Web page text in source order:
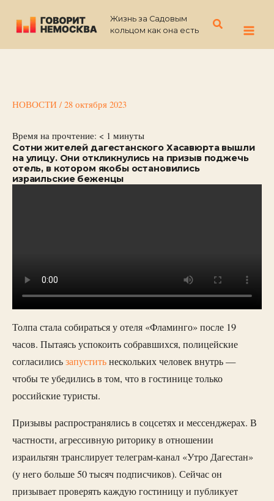
содержимому
Жизнь за Садовым
кольцом как она есть
Поиск
НОВОСТИ / 28 октября 2023
Время на прочтение: < 1 минуты
Сотни жителей дагестанского Хасавюрта вышли
на улицу. Они откликнулись на призыв поджечь
отель, в котором якобы остановились
израильские беженцы
Толпа стала собираться у отеля «Фламинго» после 19
часов. Пытаясь успокоить собравшихся, полицейские
согласилисьзапуститьнескольких человек внутрь —
чтобы те убедились в том, что в гостинице только
российские туристы.
Призывы распространялись в соцсетях и мессенджерах. В
частности, агрессивную риторику в отношении
израильтян транслирует телеграм-канал «Утро Дагестан»
(у него больше 50 тысяч подписчиков). Сейчас он
призывает проверять каждую гостиницу и публикует